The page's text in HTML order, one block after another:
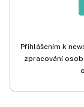
Přihlášením k
zpracování